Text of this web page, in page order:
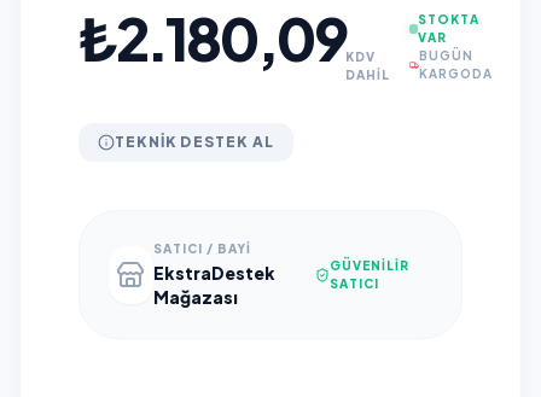
₺2.180,09KDV
DAHİL
STOKTA
VAR
BUGÜN
KARGODA
TEKNIK DESTEK AL
SATICI / BAYI
EkstraDestek
Mağazası
GÜVENILIR
SATICI